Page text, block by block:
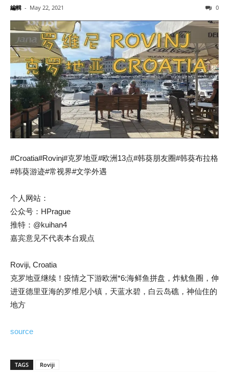
編輯 - May 22, 2021 0
#Croatia#Rovinj#克罗地亚#欧洲13点#韩葵朋友圈#韩葵布拉格
#韩葵游迹#常视界#文学外遇
个人网站：
公众号：HPrague
推特：@kuihan4
嘉宾意见不代表本台观点
Roviji, Croatia
克罗地亚继续！疫情之下游欧洲*6:海鲜鱼拼盘，炸鱿鱼圈，伸
进亚德里亚海的罗维尼小镇，天蓝水碧，白云岛礁，神仙住的
地方
source
TAGS
Roviji